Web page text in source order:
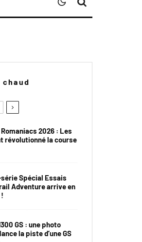
chaud
Romaniacs 2026 : Les
révolutionné la course
Spécial Essais
Adventure arrive en
GS : une photo
la piste d’une GS